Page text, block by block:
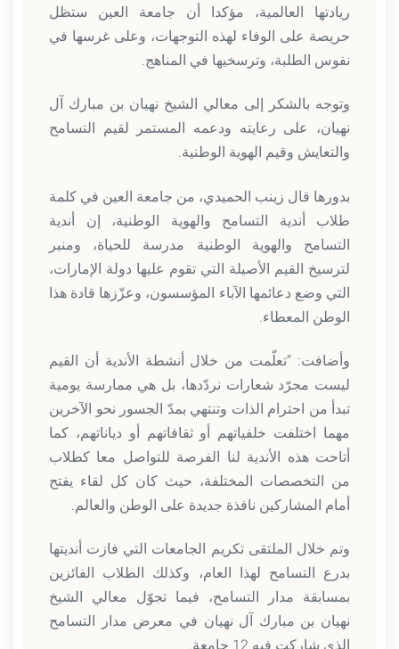
ريادتها العالمية، مؤكدا أن جامعة العين ستظل
حريصة على الوفاء لهذه التوجهات، وعلى غرسها في
نفوس الطلبة، وترسخيها في المناهج.
وتوجه بالشكر إلى معالي الشيخ نهيان بن مبارك آل
نهيان، على رعايته ودعمه المستمر لقيم التسامح
والتعايش وقيم الهوية الوطنية.
بدورها قال زينب الحميدي، من جامعة العين في كلمة
طلاب أندية التسامح والهوية الوطنية، إن أندية
التسامح والهوية الوطنية مدرسة للحياة، ومنبر
لترسيخ القيم الأصيلة التي تقوم عليها دولة الإمارات،
التي وضع دعائمها الآباء المؤسسون، وعزّزها قادة هذا
الوطن المعطاء.
وأضافت: “تعلّمت من خلال أنشطة الأندية أن القيم
ليست مجرّد شعارات نردّدها، بل هي ممارسة يومية
تبدأ من احترام الذات وتنتهي بمدّ الجسور نحو الآخرين
مهما اختلفت خلفياتهم أو ثقافاتهم أو دياناتهم، كما
أتاحت هذه الأندية لنا الفرصة للتواصل معا كطلاب
من التخصصات المختلفة، حيث كان كل لقاء يفتح
أمام المشاركين نافذة جديدة على الوطن والعالم.
وتم خلال الملتقى تكريم الجامعات التي فازت أنديتها
بدرع التسامح لهذا العام، وكذلك الطلاب الفائزين
بمسابقة مدار التسامح، فيما تجوّل معالي الشيخ
نهيان بن مبارك آل نهيان في معرض مدار التسامح